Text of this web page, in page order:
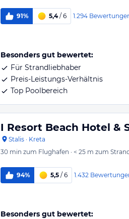
91% 5,4/ 6 1.294
Besonders gut bewertet:
Für Strandliebhaber
Preis-Leistungs-Verhältnis
Top Poolbereich
I Resort Beach Hotel &
Stalis · Kreta
30 min zum Flughafen · < 25 m zum
94% 5,5 / 6 1.432
Besonders gut bewertet: